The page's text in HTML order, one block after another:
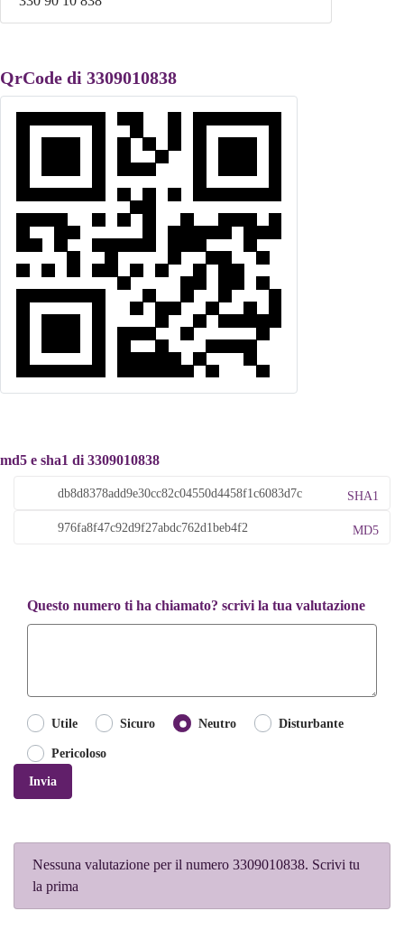
QrCode di 3309010838
md5 e sha1 di 3309010838
SHA1
MD5
Questo numero ti ha chiamato? scrivi la tua valutazione
Utile Sicuro Neutro Disturbante
Pericoloso
Invia
Nessuna valutazione per il numero 3309010838. Scrivi tu
la prima